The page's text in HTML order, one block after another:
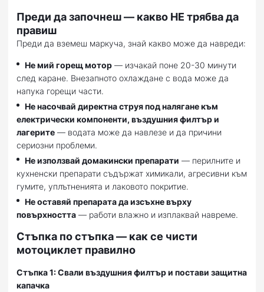
Преди да започнеш — какво НЕ трябва да
правиш
Преди да вземеш маркуча, знай какво може да навреди:
Не мий горещ мотор — изчакай поне 20-30 минути
след каране. Внезапното охлаждане с вода може да
напука горещи части.
Не насочвай директна струя под налягане към
електрически компоненти, въздушния филтър и
лагерите — водата може да навлезе и да причини
сериозни проблеми.
Не използвай домакински препарати — перилните и
кухненски препарати съдържат химикали, агресивни към
гумите, уплътненията и лаковото покритие.
Не оставяй препарата да изсъхне върху
повърхността — работи влажно и изплаквай навреме.
Стъпка по стъпка — как се чисти
мотоциклет правилно
Стъпка 1: Свали въздушния филтър и постави защитна
капачка